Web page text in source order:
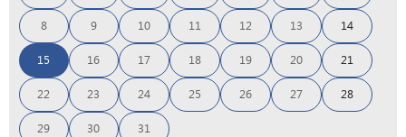
8 9 10 11 12 13 14
15 16 17 18 19 20 21
22 23 24 25 26 27 28
29 30 31